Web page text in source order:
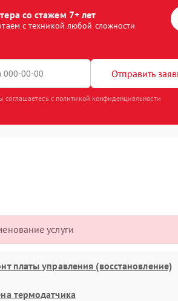
со стажем 7+ лет
с техникой любой сложности
Отправить
соглашаетесь с политикой конфиденциальности
услуги
платы управления (восстановление)
термодатчика